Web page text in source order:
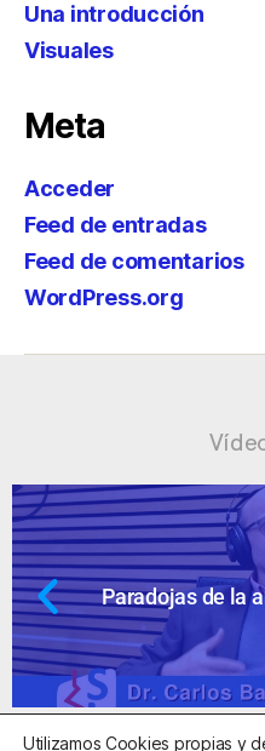
Una introducción
Visuales
Meta
Acceder
Feed de entradas
Feed de comentarios
WordPress.org
y el miedo
Utilizamos Cookies propias y